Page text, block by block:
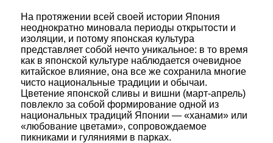
На протяжении всей своей истории Япония
неоднократно миновала периоды открытости и
изоляции, и потому японская культура
представляет собой нечто уникальное: в то время
как в японской культуре наблюдается очевидное
китайское влияние, она все же сохранила многие
чисто национальные традиции и обычаи.
Цветение японской сливы и вишни (март-апрель)
повлекло за собой формирование одной из
национальных традиций Японии — «ханами» или
«любование цветами», сопровождаемое
пикниками и гуляниями в парках.